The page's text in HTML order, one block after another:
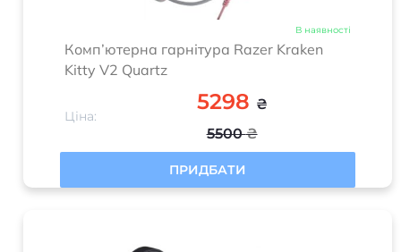
В наявності
Комп’ютерна гарнітура Razer Kraken
Kitty V2 Quartz
Ціна:
5500₴
5298 ₴
ПРИДБАТИ